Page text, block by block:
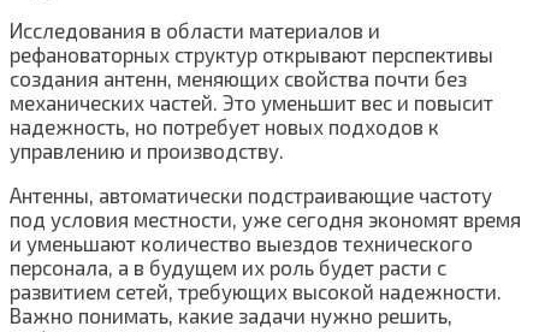
Исследования в области материалов и
рефановаторных структур открывают перспективы
создания антенн, меняющих свойства почти без
механических частей. Это уменьшит вес и повысит
надежность, но потребует новых подходов к
управлению и производству.
Антенны, автоматически подстраивающие частоту
под условия местности, уже сегодня экономят время
и уменьшают количество выездов технического
персонала, а в будущем их роль будет расти с
развитием сетей, требующих высокой надежности.
Важно понимать, какие задачи нужно решить,